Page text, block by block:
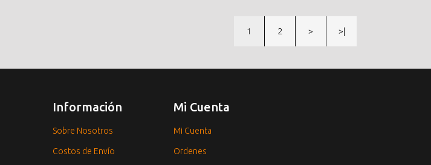
1 2 > >|
Información
Sobre Nosotros
Costos de Envío
Mi Cuenta
Mi Cuenta
Ordenes